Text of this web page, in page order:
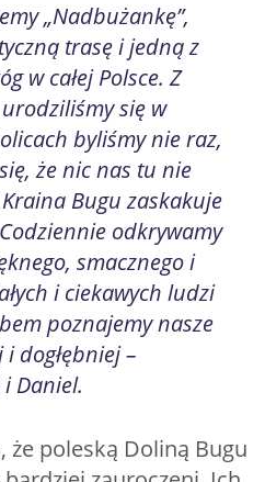
„Nadbużankę”,
trasę i jedną z
w całej Polsce. Z
się w
byliśmy nie raz,
że nic nas tu nie
Bugu zaskakuje
odkrywamy
smacznego i
i ciekawych ludzi
poznajemy nasze
dogłębniej –
Daniel.
że poleską Doliną Bugu